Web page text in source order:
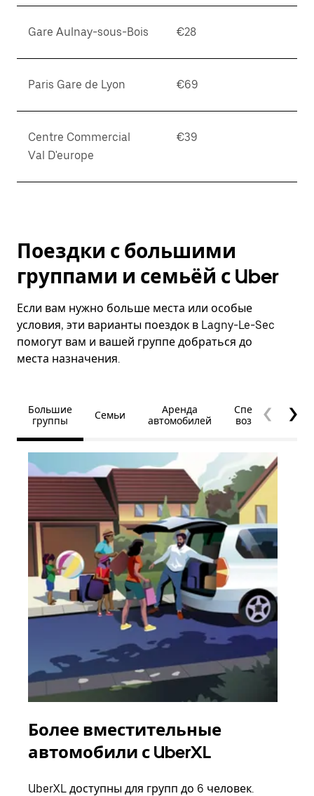
Gare Aulnay-sous-Bois €28
Paris Gare de Lyon €69
Centre Commercial
Val D'europe
€39
Поездки с большими
группами и семьёй с Uber
Если вам нужно больше места или особые
условия, эти варианты поездок в Lagny-Le-Sec
помогут вам и вашей группе добраться до
места назначения.
Большие
группы
Семьи
Аренда
автомобилей
Специальные
возможности
Более вместительные
автомобили с UberXL
UberXL доступны для групп до 6 человек.